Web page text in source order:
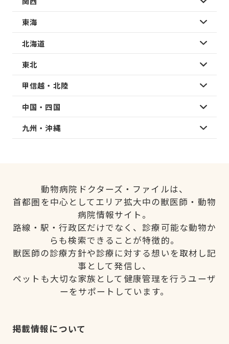
東海
北海道
東北
甲信越・北陸
中国・四国
九州・沖縄
動物病院ドクターズ・ファイルは、
首都圏を中心としてエリア拡大中の獣医師・動物
病院情報サイト。
路線・駅・行政区だけでなく、診療可能な動物か
らも検索できることが特徴的。
獣医師の診療方針や診療に対する想いを取材し記
事として発信し、
ペットも大切な家族として健康管理を行うユーザ
ーをサポートしています。
掲載情報について